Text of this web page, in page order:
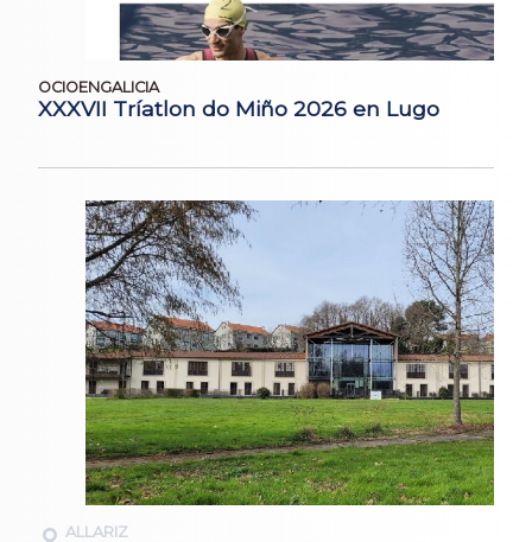
OCIOENGALICIA
XXXVII Tríatlon do Miño 2026 en Lugo
ALLARIZ